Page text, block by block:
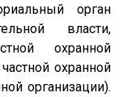
орган
власти,
охранной
охранной
организации).